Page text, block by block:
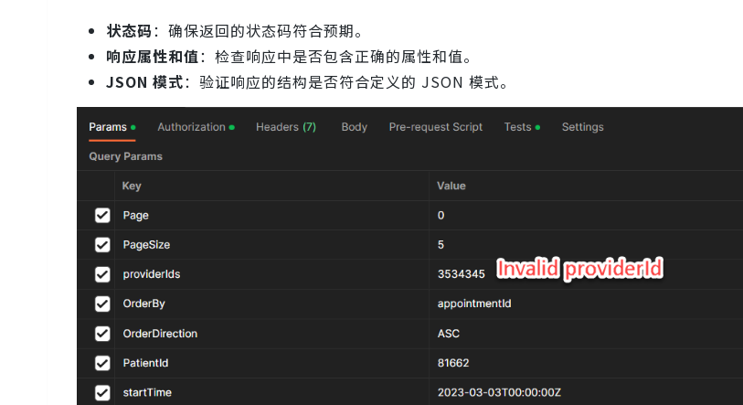
状态码：确保返回的状态码符合预期。
响应属性和值：检查响应中是否包含正确的属性和值。
JSON 模式：验证响应的结构是否符合定义的 JSON 模式。